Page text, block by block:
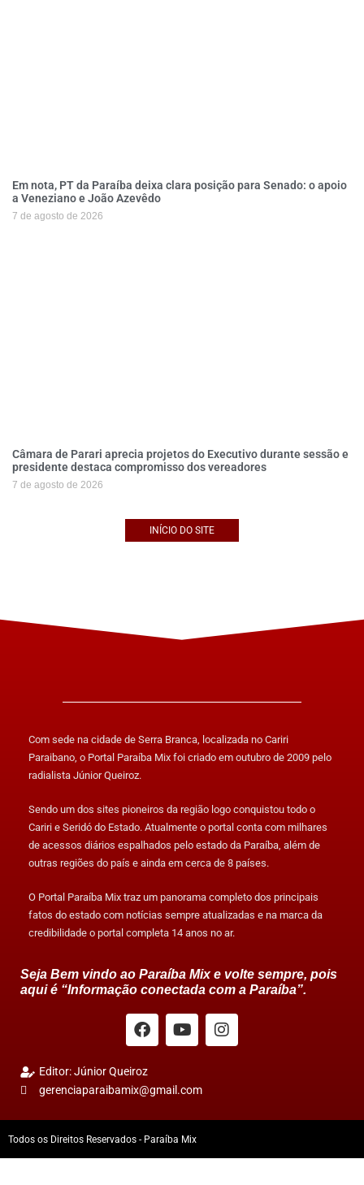
Em nota, PT da Paraíba deixa clara posição para Senado: o apoio
a Veneziano e João Azevêdo
7 de agosto de 2026
Câmara de Parari aprecia projetos do Executivo durante sessão e
presidente destaca compromisso dos vereadores
7 de agosto de 2026
INÍCIO DO SITE
Com sede na cidade de Serra Branca, localizada no Cariri
Paraibano, o Portal Paraíba Mix foi criado em outubro de 2009 pelo
radialista Júnior Queiroz.
Sendo um dos sites pioneiros da região logo conquistou todo o
Cariri e Seridó do Estado. Atualmente o portal conta com milhares
de acessos diários espalhados pelo estado da Paraíba, além de
outras regiões do país e ainda em cerca de 8 países.
O Portal Paraíba Mix traz um panorama completo dos principais
fatos do estado com notícias sempre atualizadas e na marca da
credibilidade o portal completa 14 anos no ar.
Seja Bem vindo ao Paraíba Mix e volte sempre, pois
aqui é “Informação conectada com a Paraíba”.
Editor: Júnior Queiroz
gerenciaparaibamix@gmail.com
Todos os Direitos Reservados - Paraíba Mix